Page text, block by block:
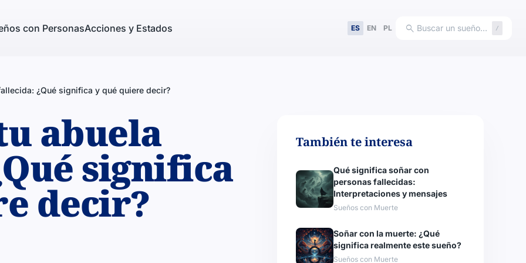
con PersonasAcciones y Estados ES EN PL search Buscar un sueño… /
¿Qué significa y qué quiere decir?
abuela
significa
decir?
También te interesa
Qué significa soñar con
personas fallecidas:
Interpretaciones y mensajes
Sueños con Muerte
Soñar con la muerte: ¿Qué
significa realmente este sueño?
Sueños con Muerte